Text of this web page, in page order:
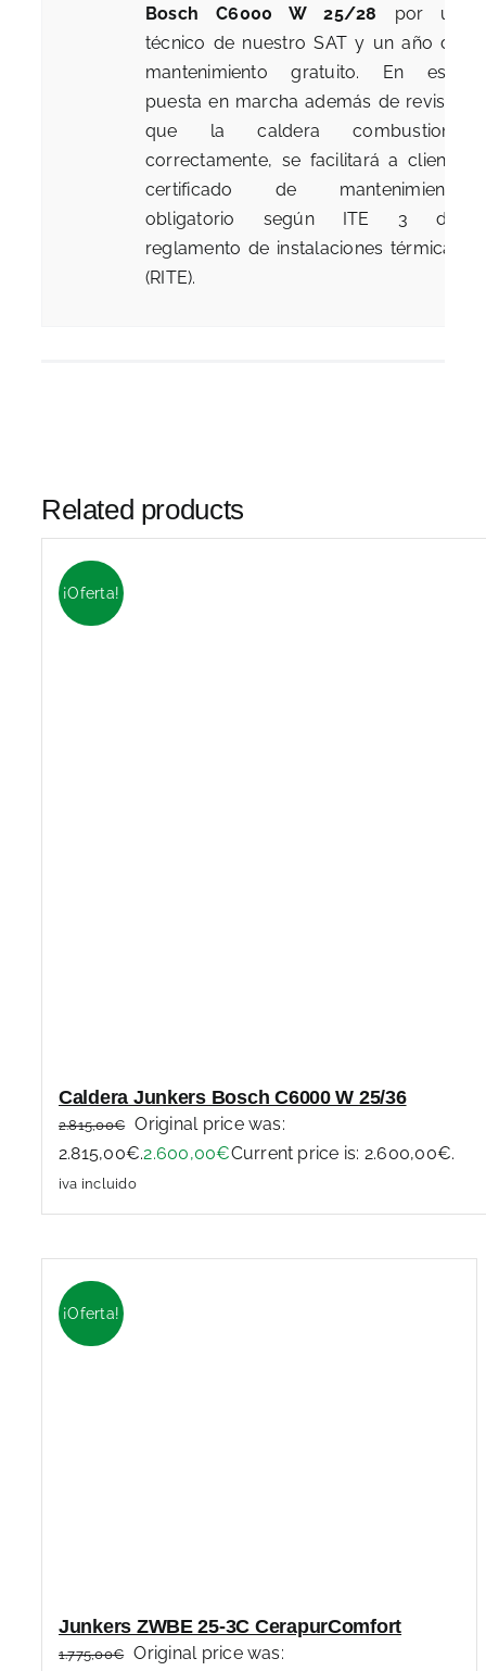
Bosch C6000 W 25/28
por un
técnico de nuestro SAT y un año de
mantenimiento gratuito. En esta
puesta en marcha además de revisar
que la caldera combustione
correctamente, se facilitará a cliente
certificado de mantenimiento
obligatorio según ITE 3 del
reglamento de instalaciones térmicas
(RITE).
Related products
¡Oferta!
Caldera Junkers Bosch C6000 W 25/36
2.815,00€
Original price was:
2.815,00€.2.600,00€Current price is: 2.600,00€.
iva incluido
¡Oferta!
Junkers ZWBE 25-3C CerapurComfort
1.775,00€
Original price was: